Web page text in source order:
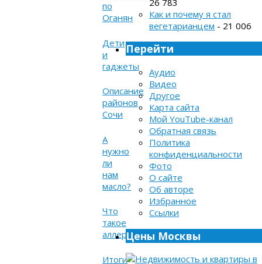
по
Оганян
Дети
и
гаджеты
Описание
районов
Сочи
А
нужно
ли
нам
масло?
Что
такое
аллергия?
Итоги
Как и почему я стал
вегетарианцем - 21 006
Перейти
Аудио
Видео
Другое
Карта сайта
Мой YouTube-канал
Обратная связь
Политика
конфиденциальности
Фото
О сайте
Об авторе
Избранное
Ссылки
Цены Москвы